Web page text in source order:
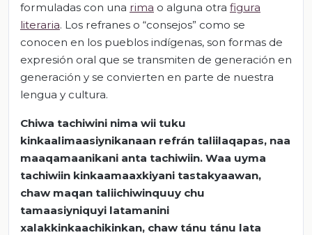
formuladas con una rima o alguna otra figura
literaria. Los refranes o “consejos” como se
conocen en los pueblos indígenas, son formas de
expresión oral que se transmiten de generación en
generación y se convierten en parte de nuestra
lengua y cultura.
Chiwa tachiwini nima wii tuku
kinkaalimaasiynikanaan refrán taliilaqapas, naa
maaqamaanikani anta tachiwiin. Waa uyma
tachiwiin kinkaamaaxkiyani tastakyaawan,
chaw maqan taliichiwinquuy chu
tamaasiyniquyi latamanini
xalakkinkaachikinkan, chaw tánu tánu lata